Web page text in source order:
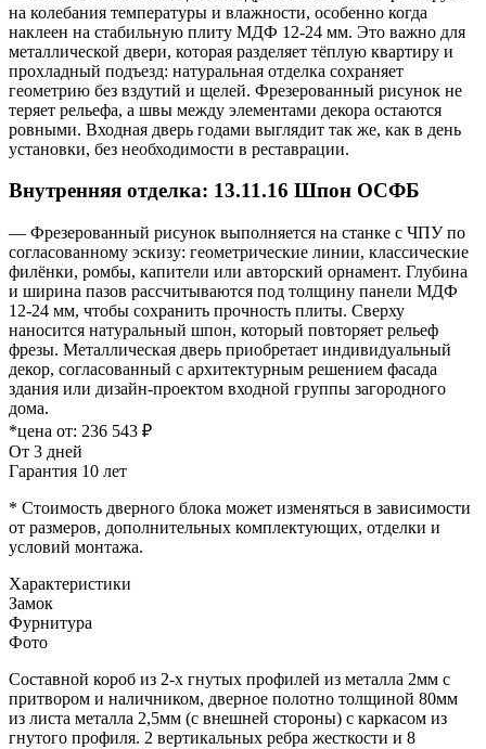
на колебания температуры и влажности, особенно когда
наклеен на стабильную плиту МДФ 12-24 мм. Это важно для
металлической двери, которая разделяет тёплую квартиру и
прохладный подъезд: натуральная отделка сохраняет
геометрию без вздутий и щелей. Фрезерованный рисунок не
теряет рельефа, а швы между элементами декора остаются
ровными. Входная дверь годами выглядит так же, как в день
установки, без необходимости в реставрации.
Внутренняя отделка: 13.11.16 Шпон ОСФБ
— Фрезерованный рисунок выполняется на станке с ЧПУ по
согласованному эскизу: геометрические линии, классические
филёнки, ромбы, капители или авторский орнамент. Глубина
и ширина пазов рассчитываются под толщину панели МДФ
12-24 мм, чтобы сохранить прочность плиты. Сверху
наносится натуральный шпон, который повторяет рельеф
фрезы. Металлическая дверь приобретает индивидуальный
декор, согласованный с архитектурным решением фасада
здания или дизайн-проектом входной группы загородного
дома.
*цена от: 236 543 ₽
От 3 дней
Гарантия 10 лет
* Стоимость дверного блока может изменяться в зависимости
от размеров, дополнительных комплектующих, отделки и
условий монтажа.
Характеристики
Замок
Фурнитура
Фото
Составной короб из 2-х гнутых профилей из металла 2мм с
притвором и наличником, дверное полотно толщиной 80мм
из листа металла 2,5мм (с внешней стороны) c каркасом из
гнутого профиля. 2 вертикальных ребра жесткости и 8